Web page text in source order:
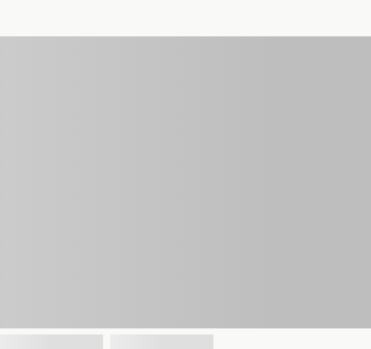
e
contenuti